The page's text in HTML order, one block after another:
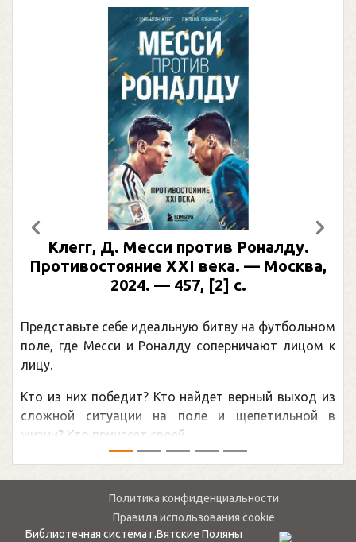
Клегг, Д. Месси против Роналду.
Противостояние XXI века. — Москва,
2024. — 457, [2] с.
себе идеальную битву на футбольном
где Месси и Роналду соперничают лицом к
из них победит? Кто найдет верный выход из
ситуации на поле и щепетильной в
Кто принесет своей ...
Предыдущий
Политика конфиденциальности
Правила использования cookie
Библиотечная система г.Вятские Поляны